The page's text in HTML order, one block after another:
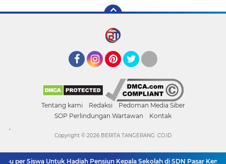
Tentang kami Redaksi
Pedoman Media Siber
SOP Perlindungan Wartawan
Kontak
.
per Siswa Untuk Hadiah Pensiun Kepala Sekolah di SDN Pasar Kemis
Copyright © 2026 BERITA TANGERANG .CO.ID